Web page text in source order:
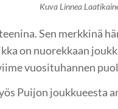
Kuva Linnea
Sen merkkinä
on nuorekkaan
vuosituhannen
Puijon joukkueesta